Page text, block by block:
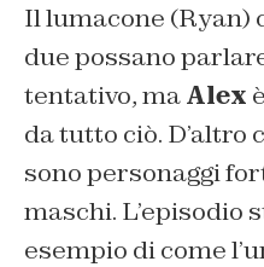
Il lumacone (Ryan)
due possano
tentativo, maAlex
da tutto ciò. D’altro
sono personaggi
maschi. L’episodio
esempio di come